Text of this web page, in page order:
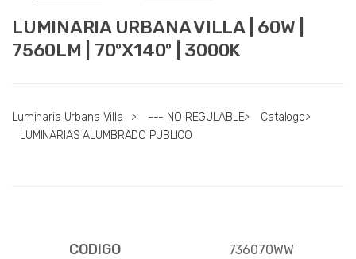
LUMINARIA URBANA VILLA | 60W |
7560LM | 70ºX140º | 3000K
Luminaria Urbana Villa > --- NO REGULABLE> Catalogo>
LUMINARIAS ALUMBRADO PUBLICO
CODIGO 736070WW